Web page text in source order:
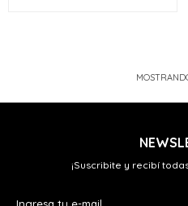
¡Suscribite y recibí